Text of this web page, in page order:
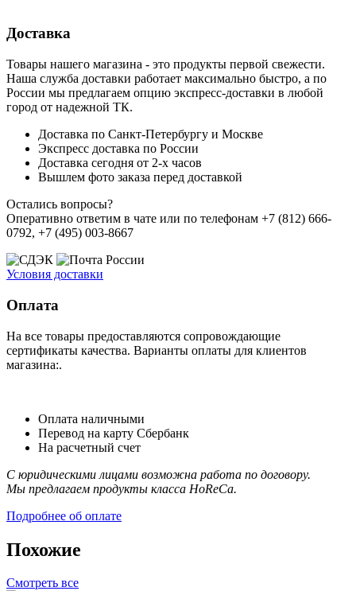
Доставка
Товары нашего магазина - это продукты первой свежести.
Наша служба доставки работает максимально быстро, а по
России мы предлагаем опцию экспресс-доставки в любой
город от надежной ТК.
Доставка по Санкт-Петербургу и Москве
Экспресс доставка по России
Доставка сегодня от 2-х часов
Вышлем фото заказа перед доставкой
Остались вопросы?
Оперативно ответим в чате или по телефонам +7 (812) 666-
0792, +7 (495) 003-8667
Условия доставки
Оплата
На все товары предоставляются сопровождающие
сертификаты качества. Варианты оплаты для клиентов
магазина:.
Оплата наличными
Перевод на карту Сбербанк
На расчетный счет
С юридическими лицами возможна работа по договору.
Мы предлагаем продукты класса HoReCa.
Подробнее об оплате
Похожие
Смотреть все